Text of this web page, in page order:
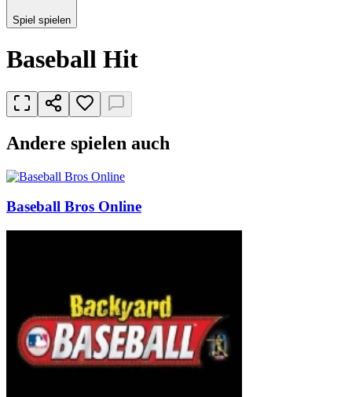
Spiel spielen
Baseball Hit
Andere spielen auch
Baseball Bros Online